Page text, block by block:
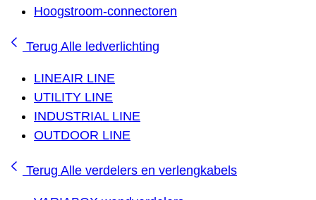
Hoogstroom-connectoren
Terug Alle ledverlichting
LINEAIR LINE
UTILITY LINE
INDUSTRIAL LINE
OUTDOOR LINE
Terug Alle verdelers en verlengkabels